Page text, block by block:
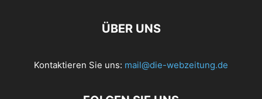
ÜBER UNS
Kontaktieren Sie uns: mail@die-webzeitung.de